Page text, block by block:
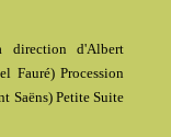
direction d'Albert
Fauré) Procession
Saëns) Petite Suite